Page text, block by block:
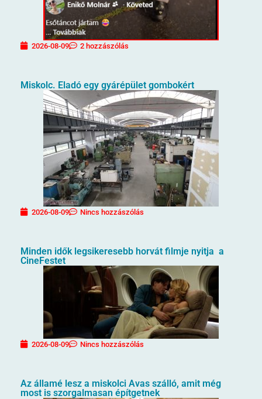
2026-08-09 2 hozzászólás
Miskolc. Eladó egy gyárépület gombokért
2026-08-09 Nincs hozzászólás
Minden idők legsikeresebb horvát filmje nyitja a
CineFestet
2026-08-09 Nincs hozzászólás
Az államé lesz a miskolci Avas szálló, amit még
most is szorgalmasan építgetnek